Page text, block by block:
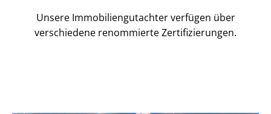
Unsere Immobilien­gutachter verfügen über
verschiedene renommierte Zer­ti­fi­zie­run­gen.